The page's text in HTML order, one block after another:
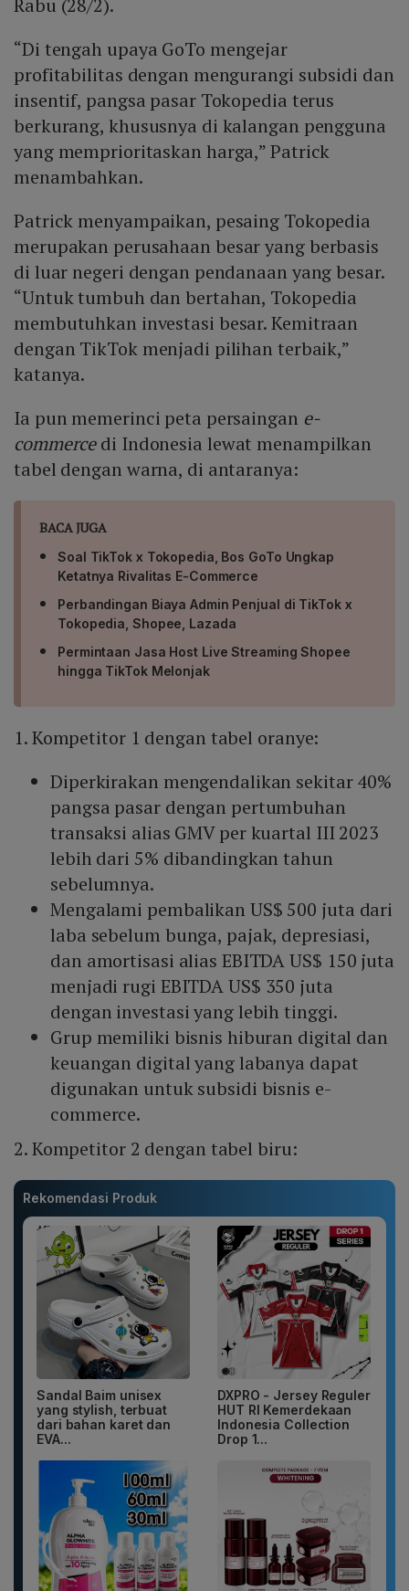
Rabu (28/2).
“Di tengah upaya GoTo mengejar
profitabilitas dengan mengurangi subsidi dan
insentif, pangsa pasar Tokopedia terus
berkurang, khususnya di kalangan pengguna
yang memprioritaskan harga,” Patrick
menambahkan.
Patrick menyampaikan, pesaing Tokopedia
merupakan perusahaan besar yang berbasis
di luar negeri dengan pendanaan yang besar.
“Untuk tumbuh dan bertahan, Tokopedia
membutuhkan investasi besar. Kemitraan
dengan TikTok menjadi pilihan terbaik,”
katanya.
Ia pun memerinci peta persaingan e-
commercedi Indonesia lewat menampilkan
tabel dengan warna, di antaranya:
BACA JUGA
Soal TikTok x Tokopedia, Bos GoTo Ungkap
Ketatnya Rivalitas E-Commerce
Perbandingan Biaya Admin Penjual di TikTok x
Tokopedia, Shopee, Lazada
Permintaan Jasa Host Live Streaming Shopee
hingga TikTok Melonjak
1. Kompetitor 1 dengan tabel oranye:
Diperkirakan mengendalikan sekitar 40%
pangsa pasar dengan pertumbuhan
transaksi alias GMV per kuartal III 2023
lebih dari 5% dibandingkan tahun
sebelumnya.
Mengalami pembalikan US$ 500 juta dari
laba sebelum bunga, pajak, depresiasi,
dan amortisasi alias EBITDA US$ 150 juta
menjadi rugi EBITDA US$ 350 juta
dengan investasi yang lebih tinggi.
Grup memiliki bisnis hiburan digital dan
keuangan digital yang labanya dapat
digunakan untuk subsidi bisnis e-
commerce.
2. Kompetitor 2 dengan tabel biru:
Rekomendasi Produk
Sandal Baim unisex
yang stylish, terbuat
dari bahan karet dan
EVA...
DXPRO - Jersey Reguler
HUT RI Kemerdekaan
Indonesia Collection
Drop 1...